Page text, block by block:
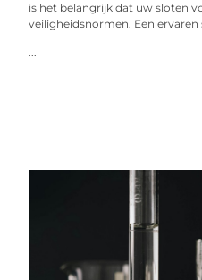
is het belangrijk dat uw sloten
veiligheidsnormen. Een
...